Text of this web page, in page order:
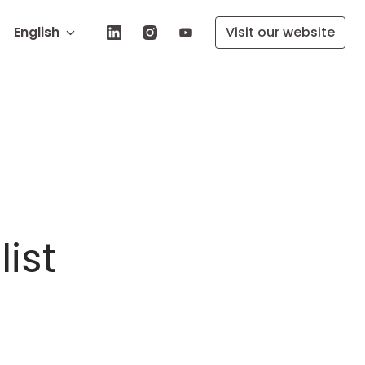
English Visit our website